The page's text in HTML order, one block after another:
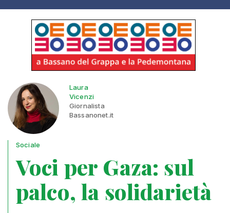
Laura
Vicenzi
Giornalista
Bassanonet.it
Sociale
Voci per Gaza: sul
palco, la solidarietà